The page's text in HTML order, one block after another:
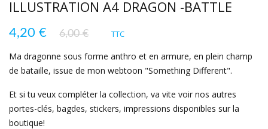
ILLUSTRATION A4 DRAGON -BATTLE
4,20 € 6,00 € TTC
Ma dragonne sous forme anthro et en armure, en plein champ
de bataille, issue de mon webtoon "Something Different".
Et si tu veux compléter la collection, va vite voir nos autres
portes-clés, bagdes, stickers, impressions disponibles sur la
boutique!